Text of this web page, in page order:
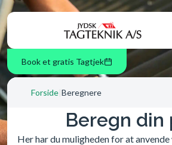
Book et gratis Tagtjek
Forside Beregnere
Beregn din
Her har du muligheden for at